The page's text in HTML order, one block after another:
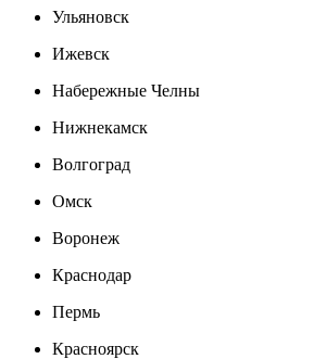
Ульяновск
Ижевск
Набережные Челны
Нижнекамск
Волгоград
Омск
Воронеж
Краснодар
Пермь
Красноярск